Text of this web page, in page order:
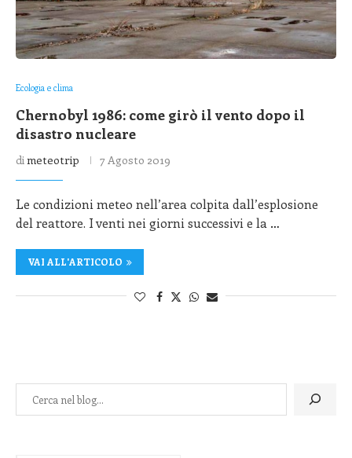
Ecologia e clima
Chernobyl 1986: come girò il vento dopo il
disastro nucleare
dimeteotrip 7 Agosto 2019
Le condizioni meteo nell’area colpita dall’esplosione
del reattore. I venti nei giorni successivi e la …
VAI ALL'ARTICOLO